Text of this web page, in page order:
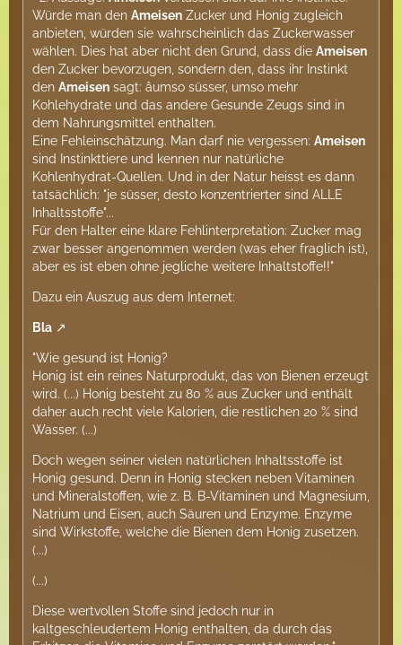
Würde man den Ameisen Zucker und Honig zugleich
anbieten, würden sie wahrscheinlich das Zuckerwasser
wählen. Dies hat aber nicht den Grund, dass die Ameisen
den Zucker bevorzugen, sondern den, dass ihr Instinkt
den Ameisen sagt: âumso süsser, umso mehr
Kohlehydrate und das andere Gesunde Zeugs sind in
dem Nahrungsmittel enthalten.
Eine Fehleinschätzung. Man darf nie vergessen: Ameisen
sind Instinkttiere und kennen nur natürliche
Kohlenhydrat-Quellen. Und in der Natur heisst es dann
tatsächlich: "je süsser, desto konzentrierter sind ALLE
Inhaltsstoffe"...
Für den Halter eine klare Fehlinterpretation: Zucker mag
zwar besser angenommen werden (was eher fraglich ist),
aber es ist eben ohne jegliche weitere Inhaltstoffe!!"
Dazu ein Auszug aus dem Internet:
Bla
"Wie gesund ist Honig?
Honig ist ein reines Naturprodukt, das von Bienen erzeugt
wird. (...) Honig besteht zu 80 % aus Zucker und enthält
daher auch recht viele Kalorien, die restlichen 20 % sind
Wasser. (...)
Doch wegen seiner vielen natürlichen Inhaltsstoffe ist
Honig gesund. Denn in Honig stecken neben Vitaminen
und Mineralstoffen, wie z. B. B-Vitaminen und Magnesium,
Natrium und Eisen, auch Säuren und Enzyme. Enzyme
sind Wirkstoffe, welche die Bienen dem Honig zusetzen.
(...)
(...)
Diese wertvollen Stoffe sind jedoch nur in
kaltgeschleudertem Honig enthalten, da durch das